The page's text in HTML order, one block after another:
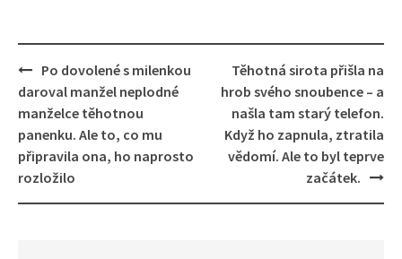
Навигация
Po dovolené s milenkou
daroval manžel neplodné
manželce těhotnou
panenku. Ale to, co mu
připravila ona, ho naprosto
rozložilo
Těhotná sirota přišla na
hrob svého snoubence – a
našla tam starý telefon.
Když ho zapnula, ztratila
vědomí. Ale to byl teprve
začátek.